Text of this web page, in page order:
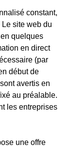
constant,
site web du
quelques
en direct
(par
début de
avertis en
au préalable.
les entreprises
une offre